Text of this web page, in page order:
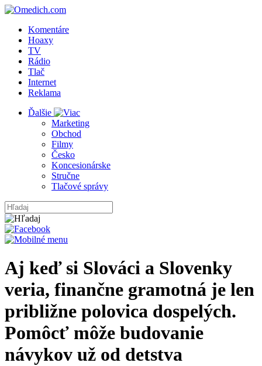
Komentáre
Hoaxy
TV
Rádio
Tlač
Internet
Reklama
Ďalšie
Marketing
Obchod
Filmy
Česko
Koncesionárske
Stručne
Tlačové správy
Aj keď si Slováci a Slovenky
veria, finančne gramotná je len
približne polovica dospelých.
Pomôcť môže budovanie
návykov už od detstva